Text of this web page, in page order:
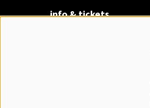
info & tickets